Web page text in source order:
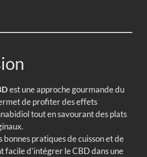
est une approche gourmande du
de profiter des effets
tout en savourant des plats
bonnes pratiques de cuisson et de
facile d’intégrer le CBD dans une